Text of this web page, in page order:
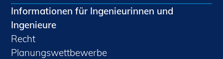
Informationen für Ingenieurinnen und
Ingenieure
Recht
Planungswettbewerbe